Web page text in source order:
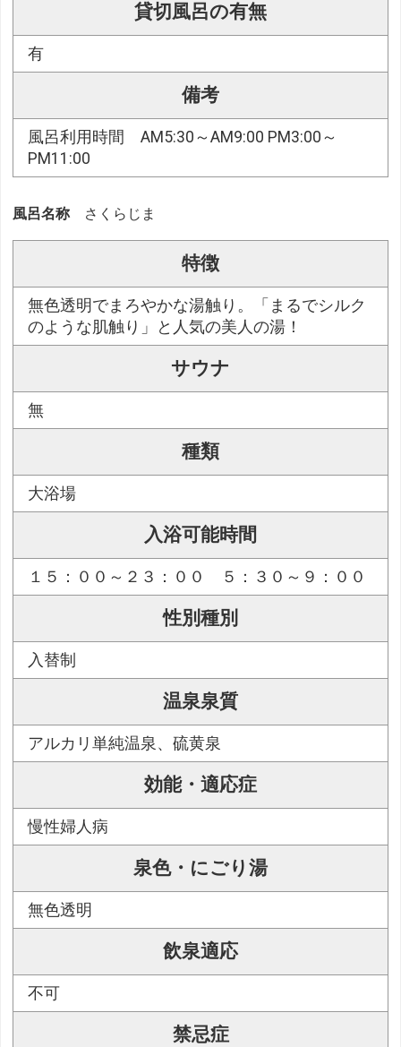
貸切風呂の有無
有
備考
風呂利用時間 AM5:30～AM9:00 PM3:00～
PM11:00
風呂名称 さくらじま
特徴
無色透明でまろやかな湯触り。「まるでシルク
のような肌触り」と人気の美人の湯！
サウナ
無
種類
大浴場
入浴可能時間
１５：００～２３：００ ５：３０～９：００
性別種別
入替制
温泉泉質
アルカリ単純温泉、硫黄泉
効能・適応症
慢性婦人病
泉色・にごり湯
無色透明
飲泉適応
不可
禁忌症